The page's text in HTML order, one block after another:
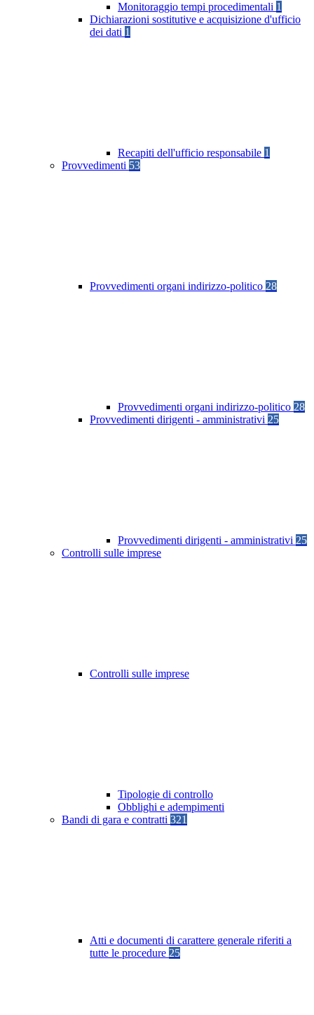
Monitoraggio tempi procedimentali 1
Dichiarazioni sostitutive e acquisizione d'ufficio
dei dati 1
Recapiti dell'ufficio responsabile 1
Provvedimenti 53
Provvedimenti organi indirizzo-politico 28
Provvedimenti organi indirizzo-politico 28
Provvedimenti dirigenti - amministrativi 25
Provvedimenti dirigenti - amministrativi 25
Controlli sulle imprese
Controlli sulle imprese
Tipologie di controllo
Obblighi e adempimenti
Bandi di gara e contratti 321
Atti e documenti di carattere generale riferiti a
tutte le procedure 25